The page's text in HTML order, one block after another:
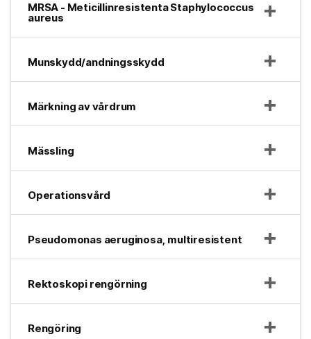
MRSA - Meticillinresistenta Staphylococcus
aureus
Munskydd/andningsskydd
Märkning av vårdrum
Mässling
Operationsvård
Pseudomonas aeruginosa, multiresistent
Rektoskopi rengörning
Rengöring